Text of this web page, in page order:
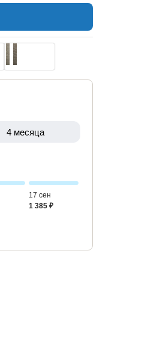
4 месяца
17 сен
1 385 ₽